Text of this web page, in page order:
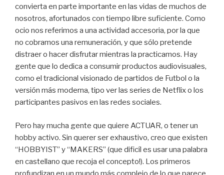
convierta en parte importante en las vidas de muchos de
nosotros, afortunados con tiempo libre suficiente. Como
ocio nos referimos a una actividad accesoria, por la que
no cobramos una remuneración, y que sólo pretende
distraer o hacer disfrutar mientras la practicamos. Hay
gente que lo dedica a consumir productos audiovisuales,
como el tradicional visionado de partidos de Futbol o la
versión más moderna, tipo ver las series de Netflix o los
participantes pasivos en las redes sociales.
Pero hay mucha gente que quiere ACTUAR, o tener un
hobby activo. Sin querer ser exhaustivo, creo que existen
“HOBBYIST” y “MAKERS” (que dificíl es usar una palabra
en castellano que recoja el concepto!). Los primeros